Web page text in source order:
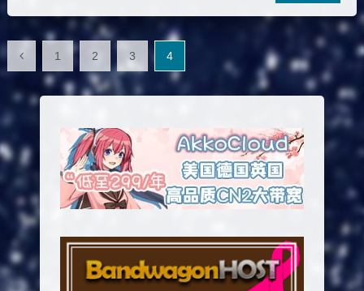
文
章
分
页
1 2 3 4